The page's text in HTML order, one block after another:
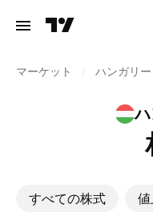
マーケット ハンガリー
すべての株式